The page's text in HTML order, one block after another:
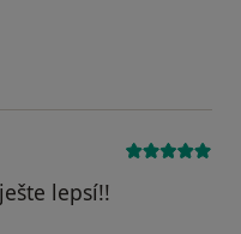
Váš účet byl odstraněn
lepsí!!